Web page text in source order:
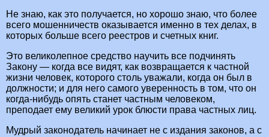
Не знаю, как это получается, но хорошо знаю, что более
всего мошенничеств оказывается именно в тех делах, в
которых больше всего реестров и счетных книг.
Это великолепное средство научить все подчинять
Закону — когда все видят, как возвращается к частной
жизни человек, которого столь уважали, когда он был в
должности; и для него самого уверенность в том, что он
когда-нибудь опять станет частным человеком,
преподает ему великий урок блюсти права частных лиц.
Мудрый законодатель начинает не с издания законов, а с